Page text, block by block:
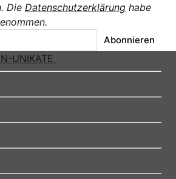
Die Datenschutzerklärung habe
Abonnieren
UNIKATE